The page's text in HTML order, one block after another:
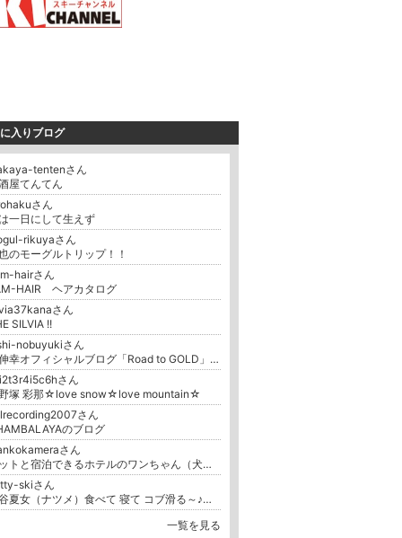
入りブログ
tentenさん
屋てんてん
さん
一日にして生えず
rikuyaさん
のモーグルトリップ！！
hairさん
HAIR ヘアカタログ
さん
SILVIA !!
nobuyukiさん
西伸幸オフィシャルブログ「Road to GOLD」Powered by Ameba
さん
塚 彩那☆love snow☆love mountain☆
さん
のブログ
さん
ペットと宿泊できるホテルのワンちゃん（犬）写真家のブログ
skiさん
水谷夏女（ナツメ）食べて 寝て コブ滑る～♪（^0^） MOGMOG-NATTY LIFE
一覧を見る